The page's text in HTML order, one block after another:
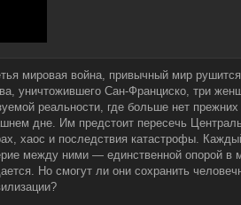
мировая война, привычный мир
уничтожившего Сан-Франциско, три
реальности, где больше нет
дне. Им предстоит пересечь
хаос и последствия катастрофы.
между ними — единственной опорой в
Но смогут ли они сохранить